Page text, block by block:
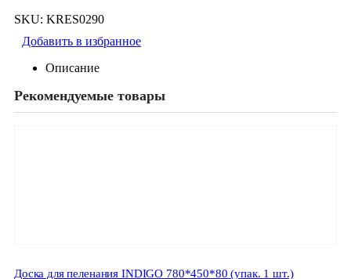
SKU: KRES0290
Добавить в избранное
Описание
Рекомендуемые товары
Доска для пеленания INDIGO 780*450*80 (упак. 1 шт.)